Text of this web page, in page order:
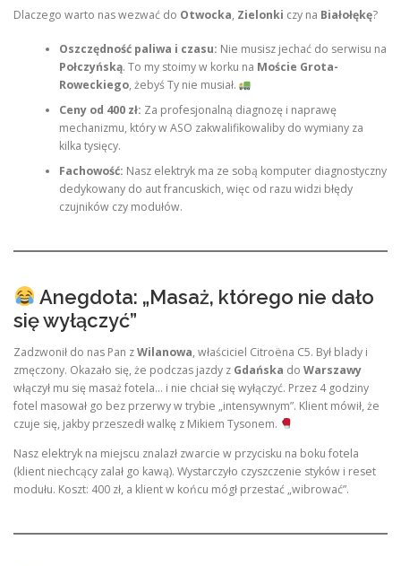
Dlaczego warto nas wezwać do Otwocka, Zielonki czy na Białołękę?
Oszczędność paliwa i czasu: Nie musisz jechać do serwisu na
Połczyńską. To my stoimy w korku na Moście Grota-
Roweckiego, żebyś Ty nie musiał.
Ceny od 400 zł: Za profesjonalną diagnozę i naprawę
mechanizmu, który w ASO zakwalifikowaliby do wymiany za
kilka tysięcy.
Fachowość: Nasz elektryk ma ze sobą komputer diagnostyczny
dedykowany do aut francuskich, więc od razu widzi błędy
czujników czy modułów.
Anegdota: „Masaż, którego nie dało
się wyłączyć”
Zadzwonił do nas Pan zWilanowa, właściciel Citroëna C5. Był blady i
zmęczony. Okazało się, że podczas jazdy z Gdańska do Warszawy
włączył mu się masaż fotela… i nie chciał się wyłączyć. Przez 4 godziny
fotel masował go bez przerwy w trybie „intensywnym”. Klient mówił, że
czuje się, jakby przeszedł walkę z Mikiem Tysonem.
Nasz elektryk na miejscu znalazł zwarcie w przycisku na boku fotela
(klient niechcący zalał go kawą). Wystarczyło czyszczenie styków i reset
modułu. Koszt: 400 zł, a klient w końcu mógł przestać „wibrować”.